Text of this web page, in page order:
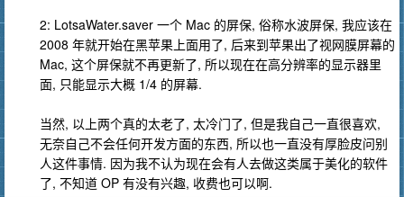
2: LotsaWater.saver 一个 Mac 的屏保, 俗称水波屏保, 我应该在
2008 年就开始在黑苹果上面用了, 后来到苹果出了视网膜屏幕的
Mac, 这个屏保就不再更新了, 所以现在在高分辨率的显示器里
面, 只能显示大概 1/4 的屏幕.
当然, 以上两个真的太老了, 太冷门了, 但是我自己一直很喜欢,
无奈自己不会任何开发方面的东西, 所以也一直没有厚脸皮问别
人这件事情. 因为我不认为现在会有人去做这类属于美化的软件
了, 不知道 OP 有没有兴趣, 收费也可以啊.